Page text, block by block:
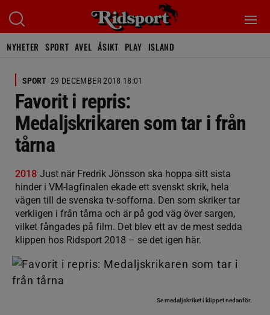
NYHETER SPORT AVEL ÅSIKT PLAY ISLAND
SPORT 29 DECEMBER 2018 18:01
Favorit i repris:
Medaljskrikaren som tar i från
tårna
2018 Just när Fredrik Jönsson ska hoppa sitt sista
hinder i VM-lagfinalen ekade ett svenskt skrik, hela
vägen till de svenska tv-sofforna. Den som skriker tar
verkligen i från tårna och är på god väg över sargen,
vilket fångades på film. Det blev ett av de mest sedda
klippen hos Ridsport 2018 – se det igen här.
Se medaljskriket i klippet nedanför.